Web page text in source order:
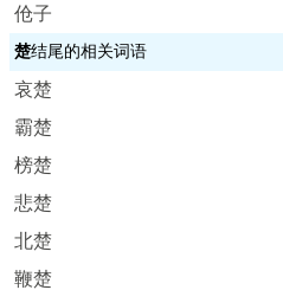
伧子
楚结尾的相关词语
哀楚
霸楚
榜楚
悲楚
北楚
鞭楚